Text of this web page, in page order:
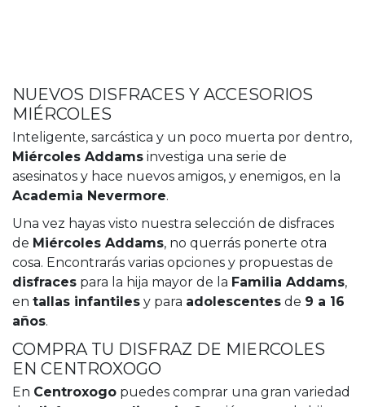
NUEVOS DISFRACES Y ACCESORIOS
MIÉRCOLES
Inteligente, sarcástica y un poco muerta por dentro,
Miércoles Addams investiga una serie de
asesinatos y hace nuevos amigos, y enemigos, en la
Academia Nevermore.
Una vez hayas visto nuestra selección de disfraces
de Miércoles Addams, no querrás ponerte otra
cosa. Encontrarás varias opciones y propuestas de
disfraces para la hija mayor de la Familia Addams,
en tallas infantiles y para adolescentes de 9 a 16
años.
COMPRA TU DISFRAZ DE MIERCOLES
EN CENTROXOGO
En Centroxogo puedes comprar una gran variedad